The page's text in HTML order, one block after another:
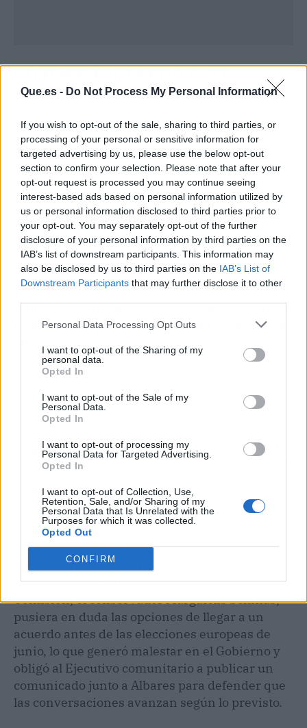
Que.es - Do Not Process My Personal Information
If you wish to opt-out of the sale, sharing to third parties, or
processing of your personal or sensitive information for
targeted advertising by us, please use the below opt-out
section to confirm your selection. Please note that after your
opt-out request is processed you may continue seeing
interest-based ads based on personal information utilized by
us or personal information disclosed to third parties prior to
your opt-out. You may separately opt-out of the further
disclosure of your personal information by third parties on the
IAB’s list of downstream participants. This information may
also be disclosed by us to third parties on the IAB’s List of
Downstream Participants that may further disclose it to other
Personal Data Processing Opt Outs
I want to opt-out of the Sharing of my
personal data.
Opted In
I want to opt-out of the Sale of my
Personal Data.
Opted In
I want to opt-out of processing my
Personal Data for Targeted Advertising.
Opted In
I want to opt-out of Collection, Use,
Retention, Sale, and/or Sharing of my
Personal Data that Is Unrelated with the
Purposes for which it was collected.
Opted Out
CONFIRM
NO HABRÁ ACUERDO ESTE
VIERNES
Sin embargo, Albares ha rebajado las
expectativas. Aunque ha dicho que el acuerdo
está "más cerca", ha dejado claro que "tal vez
mañana no sea el día final, porque son
cuestiones complejas" y habrá que proceder
ahora a la redacción, "pero ya empezamos a
estar cerca para poder tener un acuerdo sobre
las líneas generales".
También el portavoz del Gobierno británico ya
dejó claro el martes queel acuerdo "no es
inminente" sino que el objetivo del encuentro
es proporcionar "una plataforma para avanzar
que "es una oportunidad importante para
progresar hacia la conclusión de un tratado",
dando a entender igualmente que mañana no
habrá acuerdo.
"Afrontamos esta reunión de forma constructiva
y con el deseo de que se avance en los temas, en
segura y sin comprometer ningún aspecto de
nuestros sacrosantos soberanía, jurisdicción y
control", ha añadido en un comunicado.
La reunión se producirá justo una semana
después de que otro vicepresidente de la
Comisión, el conservador Margaritis Schinas,
pusiera en duda las opciones de llegar a un
acuerdo antes de las elecciones europeas de
junio, lo que generó malestar en el Gobierno y
obligó al Ejecutivo comunitario a publicar un
comunicado junto a Albares para defender que
las conversaciones avanzan según lo previsto.